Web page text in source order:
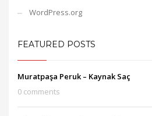
WordPress.org
FEATURED POSTS
Muratpaşa Peruk – Kaynak Saç
0 comments